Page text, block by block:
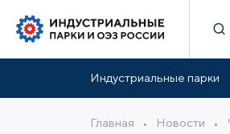
Индустриальные парки
Главная • Новости •